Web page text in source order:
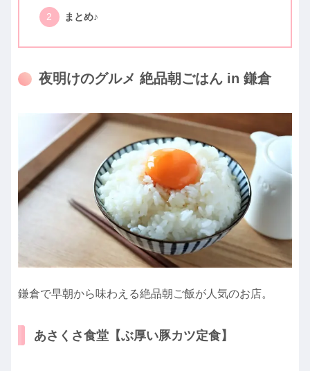
まとめ♪
夜明けのグルメ 絶品朝ごはん in 鎌倉
鎌倉で早朝から味わえる絶品朝ご飯が人気のお店。
あさくさ食堂【ぶ厚い豚カツ定食】